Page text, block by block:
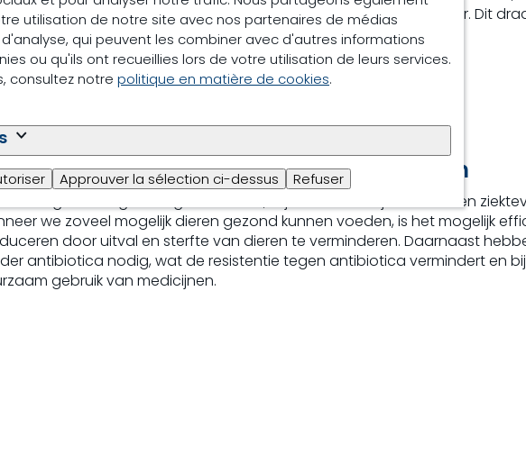
utilisation de notre site avec nos partenaires de médias
qui peuvent les combiner avec d'autres informations
ou qu'ils ont recueillies lors de votre utilisation de leurs services.
consultez notre politique en matière de cookies.
Approuver la sélection ci-dessus Refuser
menselijke consumptie, toch worden benut op een veilige manier. Dit
circulaire voedselketen.
van diergezondheid en welzijn
zorgt voor gezond voer, vrij van schadelijke stoffen en
we zoveel mogelijk dieren gezond kunnen voeden, is het mogelijk
door uitval en sterfte van dieren te verminderen. Daarnaast
antibiotica nodig, wat de resistentie tegen antibiotica vermindert en
gebruik van medicijnen.